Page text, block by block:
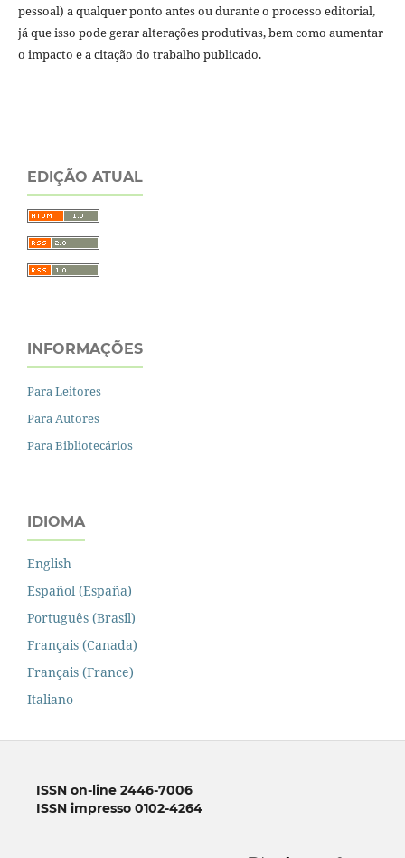
pessoal) a qualquer ponto antes ou durante o processo editorial,
já que isso pode gerar alterações produtivas, bem como aumentar
o impacto e a citação do trabalho publicado.
EDIÇÃO ATUAL
INFORMAÇÕES
Para Leitores
Para Autores
Para Bibliotecários
IDIOMA
English
Español (España)
Português (Brasil)
Français (Canada)
Français (France)
Italiano
ISSN on-line 2446-7006
ISSN impresso 0102-4264